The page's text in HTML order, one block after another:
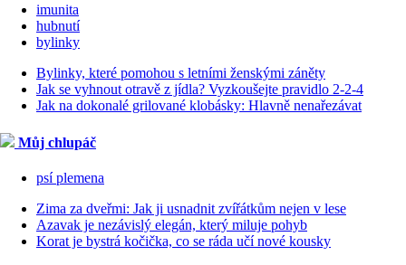
imunita
hubnutí
bylinky
Bylinky, které pomohou s letními ženskými záněty
Jak se vyhnout otravě z jídla? Vyzkoušejte pravidlo 2-2-4
Jak na dokonalé grilované klobásky: Hlavně nenařezávat
Můj chlupáč
psí plemena
Zima za dveřmi: Jak ji usnadnit zvířátkům nejen v lese
Azavak je nezávislý elegán, který miluje pohyb
Korat je bystrá kočička, co se ráda učí nové kousky